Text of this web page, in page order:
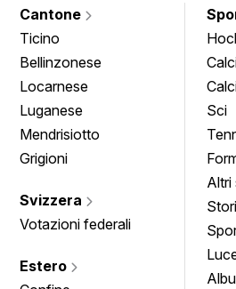
Cantone
Ticino
Bellinzonese
Locarnese
Luganese
Mendrisiotto
Grigioni
Svizzera
Votazioni federali
Estero
Sci
Altri